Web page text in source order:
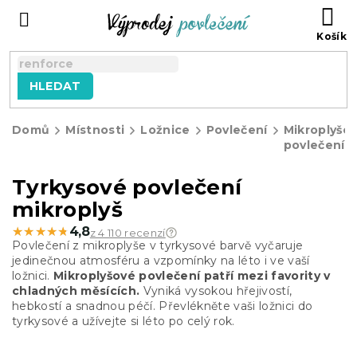
HLEDAT
Domů Místnosti Ložnice Povlečení
povlečení
Tyrkysové povlečení
mikroplyš
★★★★★
★★★★★ 4,8z 4 110 recenzí
Povlečení z mikroplyše v tyrkysové barvě vyčaruje
jedinečnou atmosféru a vzpomínky na léto i ve vaší
ložnici. Mikroplyšové povlečení patří mezi favority v
chladných měsících. Vyniká vysokou hřejivostí,
hebkostí a snadnou péčí. Převlékněte vaši ložnici do
tyrkysové a užívejte si léto po celý rok.